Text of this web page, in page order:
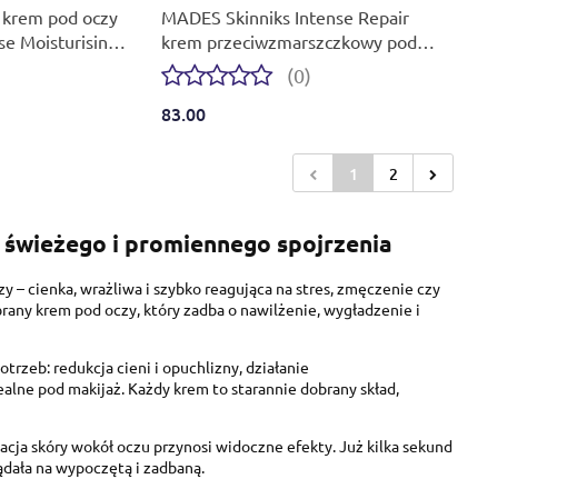
pod oczy
Moisturising
25 ml
Produkt niedostępny
MADES Skinniks Intense Repair
krem przeciwzmarszczkowy pod
oczy 15 ml
(0)
83.00
1 2
i promiennego spojrzenia
cienka, wrażliwa i szybko reagująca na stres, zmęczenie czy
krem pod oczy, który zadba o nawilżenie, wygładzenie i
redukcja cieni i opuchlizny, działanie
pod makijaż. Każdy krem to starannie dobrany skład,
skóry wokół oczu przynosi widoczne efekty. Już kilka sekund
na wypoczętą i zadbaną.